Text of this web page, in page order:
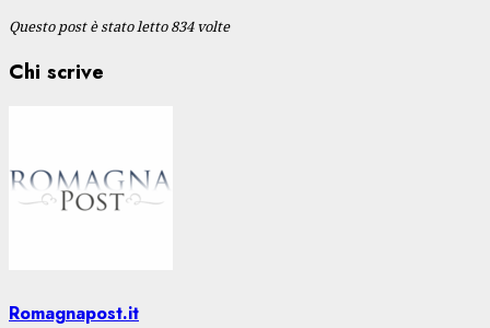
Questo post è stato letto 834 volte
Chi scrive
Romagnapost.it